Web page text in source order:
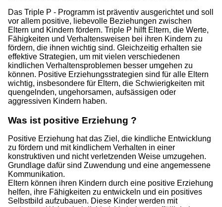
Das Triple P - Programm ist präventiv ausgerichtet und soll
vor allem positive, liebevolle Beziehungen zwischen
Eltern und Kindern fördern. Triple P hilft Eltern, die Werte,
Fähigkeiten und Verhaltensweisen bei ihren Kindern zu
fördern, die ihnen wichtig sind. Gleichzeitig erhalten sie
effektive Strategien, um mit vielen verschiedenen
kindlichen Verhaltensproblemen besser umgehen zu
können. Positive Erziehungsstrategien sind für alle Eltern
wichtig, insbesondere für Eltern, die Schwierigkeiten mit
quengelnden, ungehorsamen, aufsässigen oder
aggressiven Kindern haben.
Was ist positive Erziehung ?
Positive Erziehung hat das Ziel, die kindliche Entwicklung
zu fördern und mit kindlichem Verhalten in einer
konstruktiven und nicht verletzenden Weise umzugehen.
Grundlage dafür sind Zuwendung und eine angemessene
Kommunikation.
Eltern können ihren Kindern durch eine positive Erziehung
helfen, ihre Fähigkeiten zu entwickeln und ein positives
Selbstbild aufzubauen. Diese Kinder werden mit